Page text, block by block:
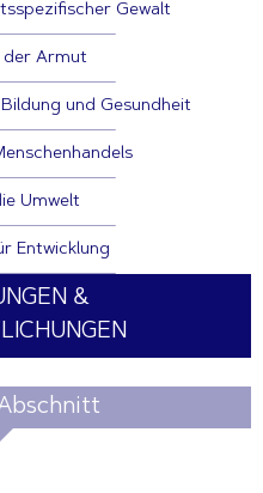
Gewalt
der Armut
und Gesundheit
Umwelt
Entwicklung
&